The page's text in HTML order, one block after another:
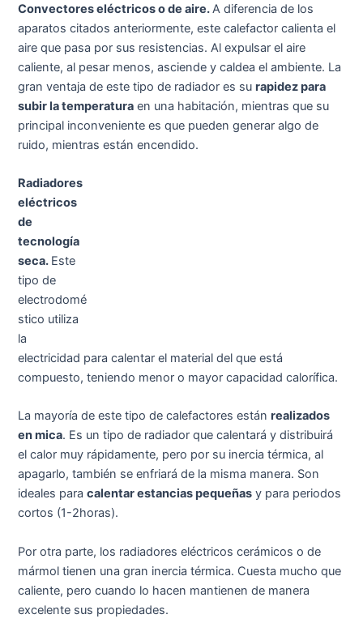
Convectores eléctricos o de aire.A diferencia de los
aparatos citados anteriormente, este calefactor calienta el
aire que pasa por sus resistencias. Al expulsar el aire
caliente, al pesar menos, asciende y caldea el ambiente. La
gran ventaja de este tipo de radiador es surapidez para
subir la temperatura en una habitación, mientras que su
principal inconveniente es que pueden generar algo de
ruido, mientras están encendido.
Radiadores
eléctricos
de
tecnología
seca. Este
tipo de
electrodomé
stico utiliza
la
electricidad para calentar el material del que está
compuesto, teniendo menor o mayor capacidad calorífica.
La mayoría de este tipo de calefactores estánrealizados
en mica. Es un tipo de radiador que calentará y distribuirá
el calor muy rápidamente, pero por su inercia térmica, al
apagarlo, también se enfriará de la misma manera. Son
ideales paracalentar estancias pequeñas y para periodos
cortos (1-2horas).
Por otra parte, los radiadores eléctricos cerámicos o de
mármol tienen una gran inercia térmica. Cuesta mucho que
caliente, pero cuando lo hacen mantienen de manera
excelente sus propiedades.